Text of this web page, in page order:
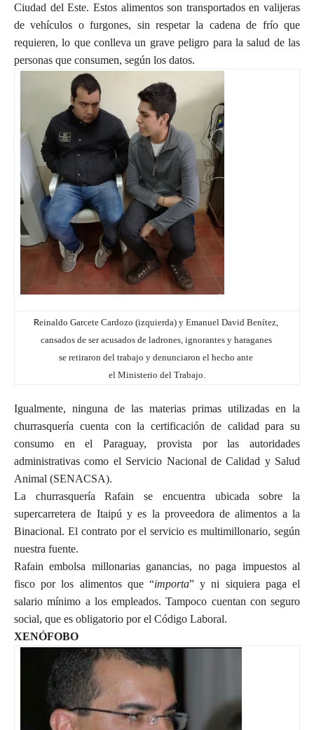
Ciudad del Este. Estos alimentos son transportados en valijeras
de vehículos o furgones, sin respetar la cadena de frío que
requieren, lo que conlleva un grave peligro para la salud de las
personas que consumen, según los datos.
Reinaldo Garcete Cardozo (izquierda) y Emanuel David Benítez,
cansados de ser acusados de ladrones, ignorantes y haraganes
se retiraron del trabajo y denunciaron el hecho ante
el Ministerio del Trabajo.
Igualmente, ninguna de las materias primas utilizadas en la
churrasquería cuenta con la certificación de calidad para su
consumo en el Paraguay, provista por las autoridades
administrativas como el Servicio Nacional de Calidad y Salud
Animal (SENACSA).
La churrasquería Rafain se encuentra ubicada sobre la
supercarretera de Itaipú y es la proveedora de alimentos a la
Binacional. El contrato por el servicio es multimillonario, según
nuestra fuente.
Rafain embolsa millonarias ganancias, no paga impuestos al
fisco por los alimentos que “importa” y ni siquiera paga el
salario mínimo a los empleados. Tampoco cuentan con seguro
social, que es obligatorio por el Código Laboral.
XENÓFOBO